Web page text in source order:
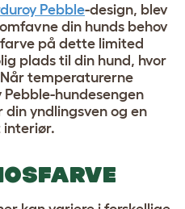
Pebble-design, blev
din hunds behov
på dette limited
plads til din hund, hvor
temperaturerne
hundesengen
yndlingsven og en
interiør.